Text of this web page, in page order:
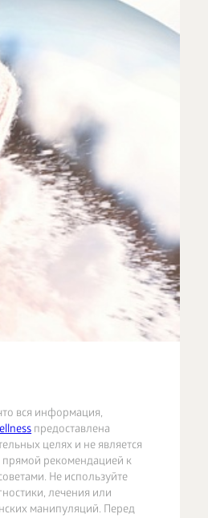
вся информация,
предоставлена
целях и не является
рекомендацией к
Не используйте
лечения или
манипуляций. Перед